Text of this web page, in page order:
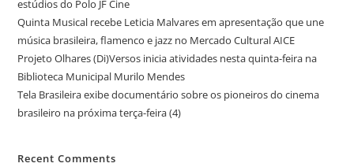
estúdios do Polo JF Cine
Quinta Musical recebe Leticia Malvares em apresentação que une
música brasileira, flamenco e jazz no Mercado Cultural AICE
Projeto Olhares (Di)Versos inicia atividades nesta quinta-feira na
Biblioteca Municipal Murilo Mendes
Tela Brasileira exibe documentário sobre os pioneiros do cinema
brasileiro na próxima terça-feira (4)
Recent Comments